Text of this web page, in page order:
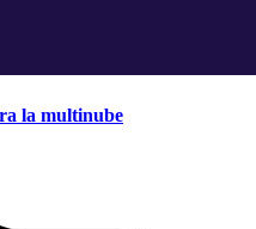
la multinube